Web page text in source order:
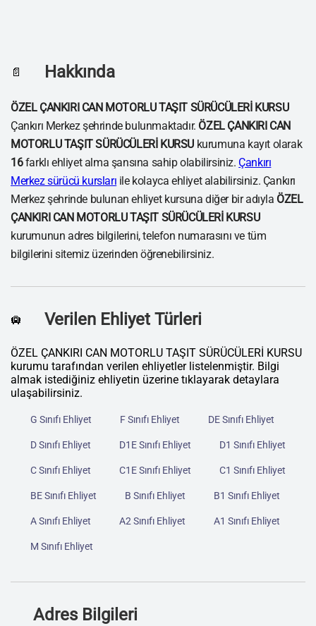
📄 Hakkında
ÖZEL ÇANKIRI CAN MOTORLU TAŞIT SÜRÜCÜLERİ KURSU
Çankırı Merkez şehrinde bulunmaktadır. ÖZEL ÇANKIRI CAN
MOTORLU TAŞIT SÜRÜCÜLERİ KURSU kurumuna kayıt olarak
16farklı ehliyet alma şansına sahip olabilirsiniz. Çankırı
Merkez sürücü kursları ile kolayca ehliyet alabilirsiniz. Çankırı
Merkez şehrinde bulunan ehliyet kursuna diğer bir adıyla ÖZEL
ÇANKIRI CAN MOTORLU TAŞIT SÜRÜCÜLERİ KURSU
kurumunun adres bilgilerini, telefon numarasını ve tüm
bilgilerini sitemiz üzerinden öğrenebilirsiniz.
🛄 Verilen Ehliyet Türleri
ÖZEL ÇANKIRI CAN MOTORLU TAŞIT SÜRÜCÜLERİ KURSU
kurumu tarafından verilen ehliyetler listelenmiştir. Bilgi
almak istediğiniz ehliyetin üzerine tıklayarak detaylara
ulaşabilirsiniz.
G Sınıfı Ehliyet F Sınıfı Ehliyet DE Sınıfı Ehliyet
D Sınıfı Ehliyet D1E Sınıfı Ehliyet D1 Sınıfı Ehliyet
C Sınıfı Ehliyet C1E Sınıfı Ehliyet C1 Sınıfı Ehliyet
BE Sınıfı Ehliyet B Sınıfı Ehliyet B1 Sınıfı Ehliyet
A Sınıfı Ehliyet A2 Sınıfı Ehliyet A1 Sınıfı Ehliyet
M Sınıfı Ehliyet
Adres Bilgileri